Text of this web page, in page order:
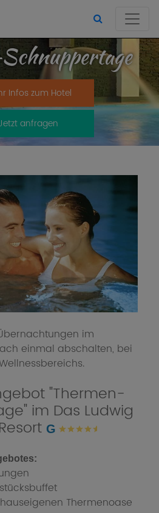
Infos zum Hotel
anfragen
im
einmal abschalten, bei
"Thermen-
im Das Ludwig
G
Thermenoase